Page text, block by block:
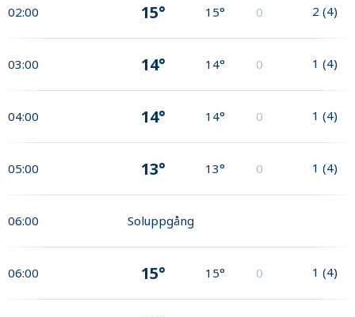
02:00 15° 15° 0 2 (4)
03:00 14° 14° 0 1 (4)
04:00 14° 14° 0 1 (4)
05:00 13° 13° 0 1 (4)
06:00 Soluppgång
06:00 15° 15° 0 1 (4)